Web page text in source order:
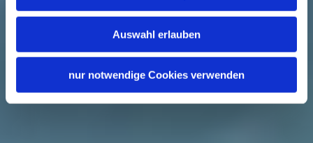
Auswahl erlauben
nur notwendige Cookies verwenden